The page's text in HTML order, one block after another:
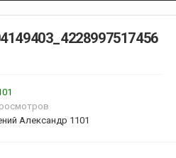
Александр 1101